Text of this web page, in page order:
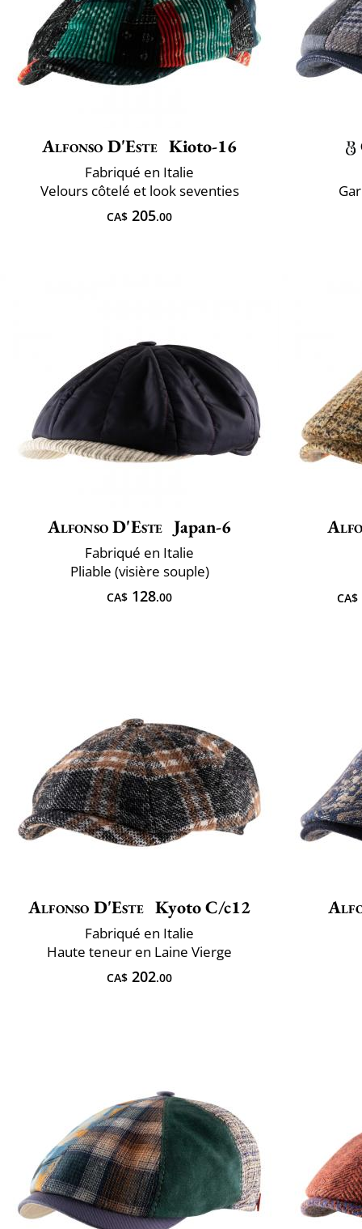
Alfonso D'Este Kioto-16
Fabriqué en Italie
Velours côtelé et look seventies
CA$ 205.00
Alfonso D'Este Japan-6
Fabriqué en Italie
Pliable (visière souple)
CA$ 128.00 CA$
Alfonso D'Este Kyoto C/c12
Fabriqué en Italie
Haute teneur en Laine Vierge
CA$ 202.00